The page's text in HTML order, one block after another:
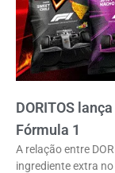
DORITOS
Fórmula 1
A relação entre
ingrediente extra